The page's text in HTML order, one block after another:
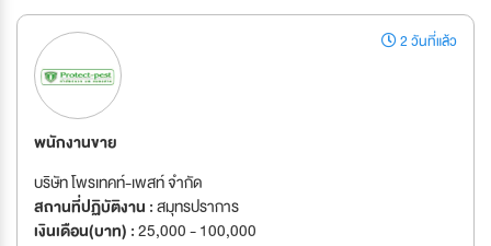
2 วันที่แล้ว
พนักงานขาย
บริษัท โพรเทคท์-เพสท์ จำกัด
สถานที่ปฏิบัติงาน :สมุทรปราการ
เงินเดือน(บาท) :25,000 - 100,000